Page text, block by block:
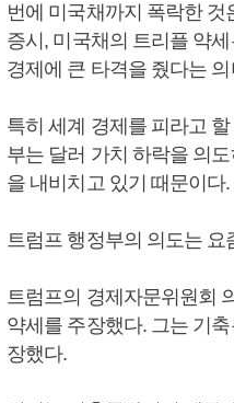
번에 미국채까지 폭락한
증시, 미국채의 트리플 약
경제에 큰 타격을 줬다는
특히 세계 경제를 피라고
부는 달러 가치 하락을 의
을 내비치고 있기 때문이다.
트럼프 행정부의 의도는 요
트럼프의 경제자문위원회
약세를 주장했다. 그는 기
장했다.